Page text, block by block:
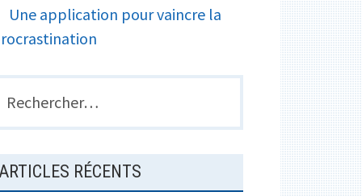
Une application pour vaincre la
ARTICLES RÉCENTS